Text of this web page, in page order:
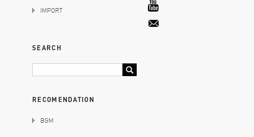
IMPORT
SEARCH
RECOMENDATION
BGM